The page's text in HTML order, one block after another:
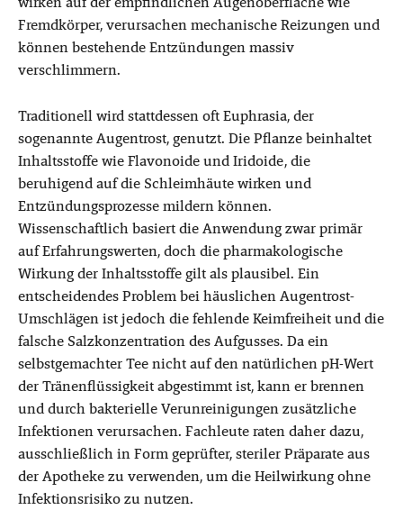
Fremdkörper, verursachen mechanische Reizungen und
können bestehende Entzündungen massiv
verschlimmern.
Traditionell wird stattdessen oft Euphrasia, der
sogenannte Augentrost, genutzt. Die Pflanze beinhaltet
Inhaltsstoffe wie Flavonoide und Iridoide, die
beruhigend auf die Schleimhäute wirken und
Entzündungsprozesse mildern können.
Wissenschaftlich basiert die Anwendung zwar primär
auf Erfahrungswerten, doch die pharmakologische
Wirkung der Inhaltsstoffe gilt als plausibel. Ein
entscheidendes Problem bei häuslichen Augentrost-
Umschlägen ist jedoch die fehlende Keimfreiheit und die
falsche Salzkonzentration des Aufgusses. Da ein
selbstgemachter Tee nicht auf den natürlichen pH-Wert
der Tränenflüssigkeit abgestimmt ist, kann er brennen
und durch bakterielle Verunreinigungen zusätzliche
Infektionen verursachen. Fachleute raten daher dazu,
ausschließlich in Form geprüfter, steriler Präparate aus
der Apotheke zu verwenden, um die Heilwirkung ohne
Infektionsrisiko zu nutzen.